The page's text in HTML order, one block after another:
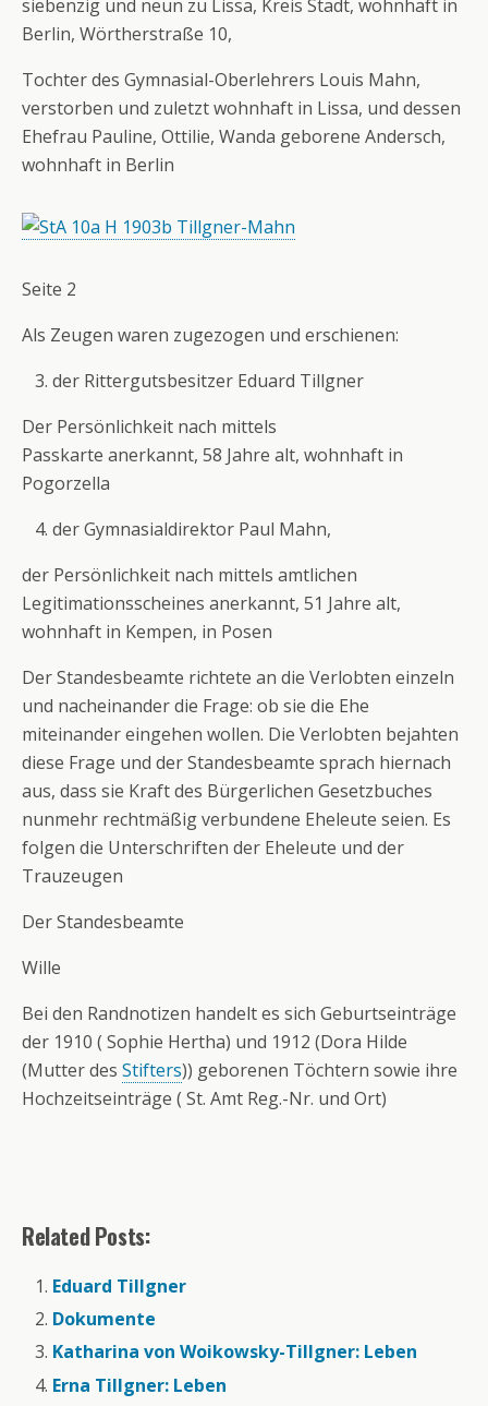
siebenzig und neun zu Lissa, Kreis Stadt, wohnhaft in
Berlin, Wörtherstraße 10,
Tochter des Gymnasial-Oberlehrers Louis Mahn,
verstorben und zuletzt wohnhaft in Lissa, und dessen
Ehefrau Pauline, Ottilie, Wanda geborene Andersch,
wohnhaft in Berlin
Seite 2
Als Zeugen waren zugezogen und erschienen:
der Rittergutsbesitzer Eduard Tillgner
Der Persönlichkeit nach mittels
Passkarte anerkannt, 58 Jahre alt, wohnhaft in
Pogorzella
der Gymnasialdirektor Paul Mahn,
der Persönlichkeit nach mittels amtlichen
Legitimationsscheines anerkannt, 51 Jahre alt,
wohnhaft in Kempen, in Posen
Der Standesbeamte richtete an die Verlobten einzeln
und nacheinander die Frage: ob sie die Ehe
miteinander eingehen wollen. Die Verlobten bejahten
diese Frage und der Standesbeamte sprach hiernach
aus, dass sie Kraft des Bürgerlichen Gesetzbuches
nunmehr rechtmäßig verbundene Eheleute seien. Es
folgen die Unterschriften der Eheleute und der
Trauzeugen
Der Standesbeamte
Wille
Bei den Randnotizen handelt es sich Geburtseinträge
der 1910 ( Sophie Hertha) und 1912 (Dora Hilde
(Mutter des Stifters)) geborenen Töchtern sowie ihre
Hochzeitseinträge ( St. Amt Reg.-Nr. und Ort)
Related Posts:
Eduard Tillgner
Dokumente
Katharina von Woikowsky-Tillgner: Leben
Erna Tillgner: Leben